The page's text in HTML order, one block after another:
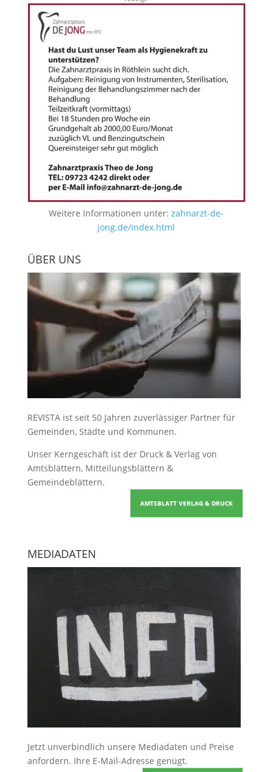
Weitere Informationen unter:zahnarzt-de-
jong.de/index.html
ÜBER UNS
REVISTA ist seit 50 Jahren zuverlässiger Partner für
Gemeinden, Städte und Kommunen.
Unser Kerngeschäft ist der Druck & Verlag von
Amtsblättern, Mitteilungsblättern &
Gemeindeblättern.
AMTSBLATT VERLAG & DRUCK
MEDIADATEN
Jetzt unverbindlich unsere Mediadaten und Preise
anfordern. Ihre E-Mail-Adresse genügt.